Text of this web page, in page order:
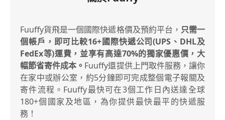
Fuuffy貨飛是一個國際快遞格價及預約平台， 只需一
個帳戶，即可比較16+國際快遞公司(UPS、DHL及
FedEx等)運費，並享有高達70%的獨家優惠價，大
幅節省寄件成本。 Fuuffy還提供上門取件服務，讓你
在家中或辦公室，約5分鐘即可完成整個電子報關及
寄件流程。Fuuffy最快可在3個工作日內送達全球
180+個國家及地區，為你提供最快最平的快遞服
務！